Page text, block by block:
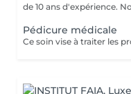
de 10 ans
Pédicure médicale